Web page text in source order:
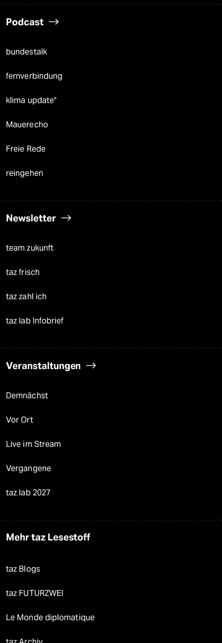
Podcast
bundestalk
fernverbindung
klima update°
Mauerecho
Freie Rede
reingehen
Newsletter
team zukunft
taz frisch
taz zahl ich
taz lab Infobrief
Veranstaltungen
Demnächst
Vor Ort
Live im Stream
Vergangene
taz lab 2027
Mehr taz Lesestoff
taz Blogs
taz FUTURZWEI
Le Monde diplomatique